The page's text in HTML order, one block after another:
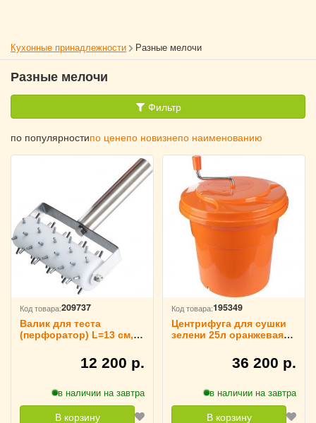
Кухонные принадлежности Разные мелочи
Разные мелочи
Фильтр
по популярностипо ценепо новизнепо наименованию
Код товара:209737
Валик для теста
(перфоратор) L=13 см,
12 200 р.
в наличии на завтра
В корзину
Код товара:195349
Центрифуга для сушки
зелени 25л оранжевая
36 200 р.
в наличии на завтра
В корзину